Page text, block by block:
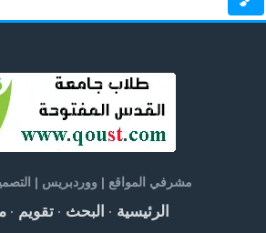
مشرفي المواقع | ووردبريس |
الرئيسية· البحث· تقويم·